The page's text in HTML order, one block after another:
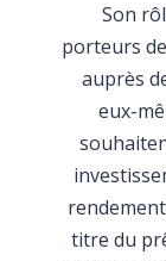
Son
porteurs
auprès
eux-
titre du